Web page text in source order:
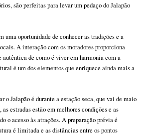
são perfeitas para levar um pedaço do Jalapão
uma oportunidade de conhecer as tradições e a
A interação com os moradores proporciona
autêntica de como é viver em harmonia com a
é um dos elementos que enriquece ainda mais a
o Jalapão é durante a estação seca, que vai de maio
estradas estão em melhores condições e as
o acesso às atrações. A preparação prévia é
é limitada e as distâncias entre os pontos